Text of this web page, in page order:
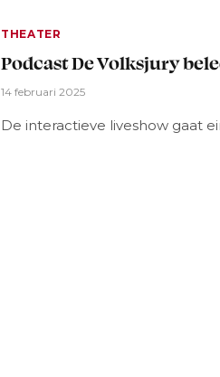
THEATER
Podcast De Volksjury
14 februari 2025
De interactieve liveshow gaat